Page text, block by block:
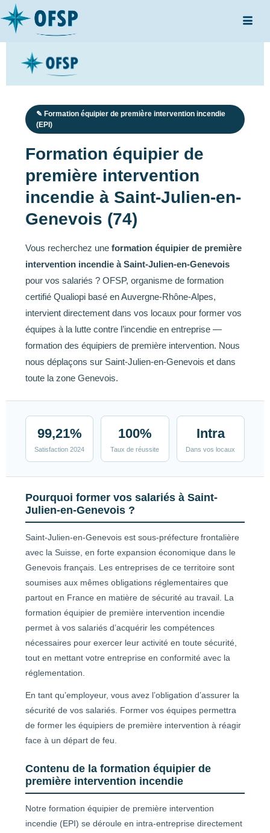
✎ Formation équipier de première intervention incendie
(EPI)
Formation équipier de
première intervention
incendie à Saint-Julien-en-
Genevois (74)
Vous recherchez une formation équipier de première
intervention incendie à Saint-Julien-en-Genevois
pour vos salariés ? OFSP, organisme de formation
certifié Qualiopi basé en Auvergne-Rhône-Alpes,
intervient directement dans vos locaux pour former vos
équipes à la lutte contre l’incendie en entreprise —
formation des équipiers de première intervention. Nous
nous déplaçons sur Saint-Julien-en-Genevois et dans
toute la zone Genevois.
99,21%
Satisfaction 2024
100%
Taux de réussite
Intra
Dans vos locaux
Pourquoi former vos salariés à Saint-
Julien-en-Genevois ?
Saint-Julien-en-Genevois est sous-préfecture frontalière
avec la Suisse, en forte expansion économique dans le
Genevois français. Les entreprises de ce territoire sont
soumises aux mêmes obligations réglementaires que
partout en France en matière de sécurité au travail. La
formation équipier de première intervention incendie
permet à vos salariés d’acquérir les compétences
nécessaires pour exercer leur activité en toute sécurité,
tout en mettant votre entreprise en conformité avec la
réglementation.
En tant qu’employeur, vous avez l’obligation d’assurer la
sécurité de vos salariés. Former vos équipes permettra
de former les équipiers de première intervention à réagir
face à un départ de feu.
Contenu de la formation équipier de
première intervention incendie
Notre formation équipier de première intervention
incendie (EPI) se déroule en intra-entreprise directement